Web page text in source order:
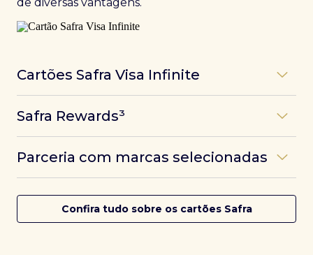
Cartões Safra Visa Infinite
experiências refinadas a benefícios únicos, como
converte seus investimentos em limite no cartão e
conta com acesso a mais de 1.400 salas VIP Dragon
Pass ao redor do mundo.
Safra Rewards³
das melhores pontuações do mercado.
Parceria com marcas selecionadas
cartões Safra.
Confira tudo sobre os cartões Safra